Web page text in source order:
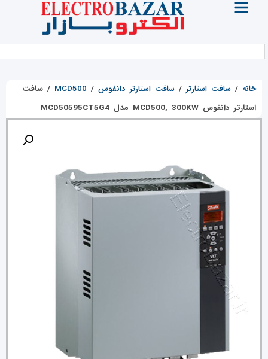
خانه / سافت استارتر / سافت استارتر دانفوس /
MCD500
/ سافت
استارتر دانفوس MCD500, 300KW مدل MCD50595CT5G4